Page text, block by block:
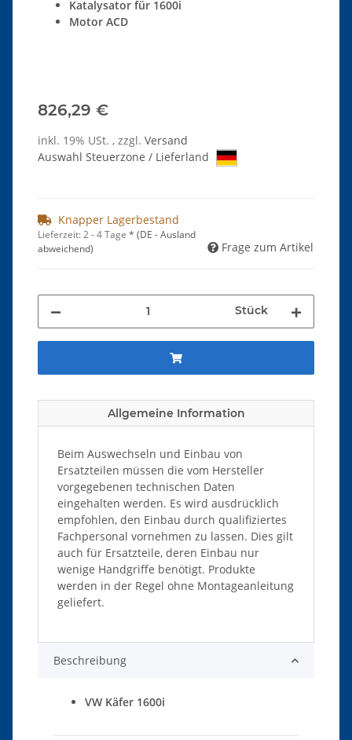
Katalysator für 1600i
Motor ACD
826,29 €
inkl. 19% USt. , zzgl. Versand
Auswahl Steuerzone / Lieferland
Knapper Lagerbestand
Lieferzeit:2 - 4 Tage * (DE - Ausland
abweichend)
Frage zum Artikel
Stück
Allgemeine Information
Beim Auswechseln und Einbau von
Ersatzteilen müssen die vom Hersteller
vorgegebenen technischen Daten
eingehalten werden. Es wird ausdrücklich
empfohlen, den Einbau durch qualifiziertes
Fachpersonal vornehmen zu lassen. Dies gilt
auch für Ersatzteile, deren Einbau nur
wenige Handgriffe benötigt. Produkte
werden in der Regel ohne Montageanleitung
geliefert.
Beschreibung
VW Käfer 1600i